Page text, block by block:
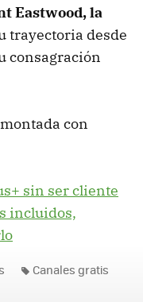
Eastwood, la
trayectoria desde
consagración
con
sin ser cliente
incluidos,
Canales gratis